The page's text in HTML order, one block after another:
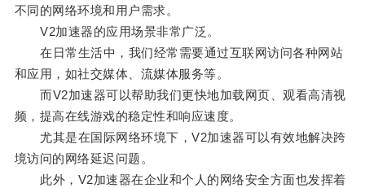
不同的网络环境和用户需求。
V2加速器的应用场景非常广泛。
在日常生活中，我们经常需要通过互联网访问各种网站
和应用，如社交媒体、流媒体服务等。
而V2加速器可以帮助我们更快地加载网页、观看高清视
频，提高在线游戏的稳定性和响应速度。
尤其是在国际网络环境下，V2加速器可以有效地解决跨
境访问的网络延迟问题。
此外，V2加速器在企业和个人的网络安全方面也发挥着